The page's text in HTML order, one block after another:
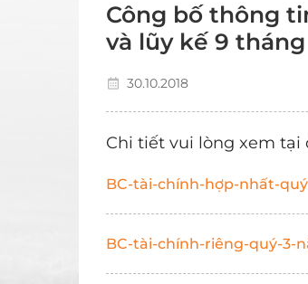
Công bố thông
và lũy kế 9
30.10.2018
Chi tiết vui lòng xem tại
BC-tài-chính-hợp-nhất-
BC-tài-chính-riêng-quý-3-